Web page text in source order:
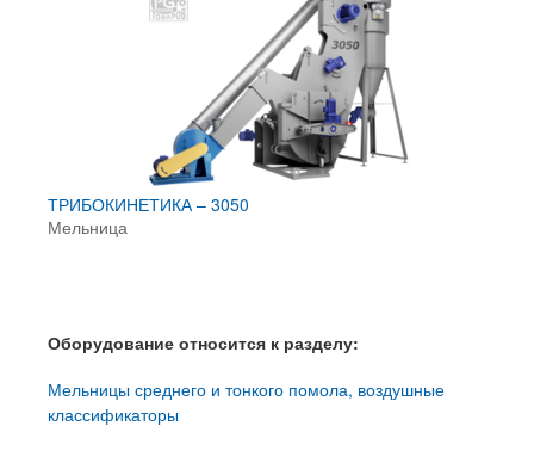
ТРИБОКИНЕТИКА – 3050
Мельница
Оборудование относится к разделу:
Мельницы среднего и тонкого помола, воздушные
классификаторы